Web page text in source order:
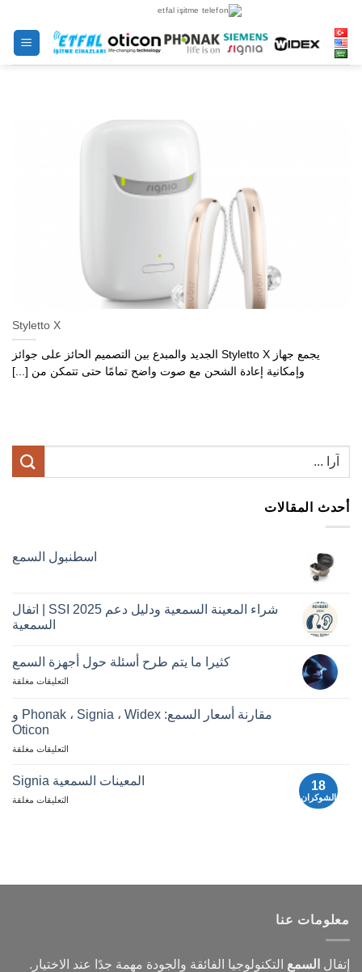
الى
المحتوى
Styletto X
يجمع جهاز Styletto X الجديد والمبدع بين التصميم الحائز على جوائز
وإمكانية إعادة الشحن مع صوت واضح تمامًا حتى تتمكن من [...]
أحدث المقالات
اسطنبول السمع
شراء المعينة السمعية ودليل دعم SSI 2025 | اتفال
السمعية
كثيرا ما يتم طرح أسئلة حول أجهزة السمع
لطرح
المتداولة
حول
السمع
التعليقات مغلقة
مقارنة أسعار السمع: Phonak ، Signia ، Widex و
Oticon
مقارنة
السمع:
Phonak
Oticon
التعليقات مغلقة
18
الشوكران
المعينات السمعية Signia
لأجهزة
التعليقات مغلقة
معلومات عنا
إتفال السمع التكنولوجيا الفائقة والجودة مهمة جدًا عند الاختيار.